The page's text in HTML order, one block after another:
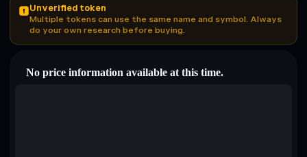
Unverified token
Multiple tokens can use the same name and symbol. Always
do your own research before buying.
No price information available at this time.